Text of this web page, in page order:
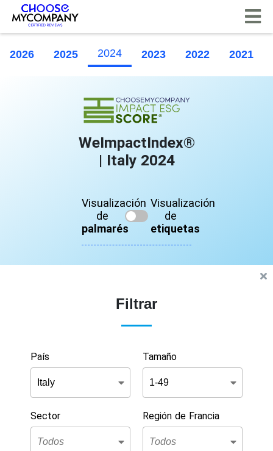
2026 2025 2024 2023 2022 2021
WeImpactIndex®
| Italy 2024
Visualización
de
palmarés
Visualización
de
etiquetas
Filtrar
País Tamaño
Sector Región de Francia
Panel de gestión de cookies